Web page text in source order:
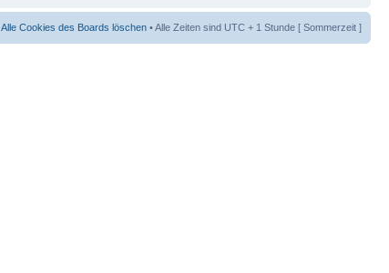
Alle Cookies des Boards löschen • Alle Zeiten sind UTC + 1 Stunde [ Sommerzeit ]